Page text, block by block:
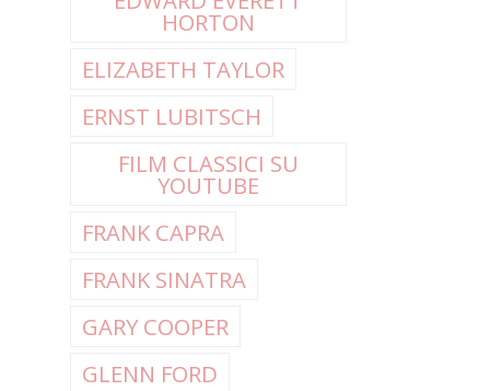
HORTON
ELIZABETH TAYLOR
ERNST LUBITSCH
FILM CLASSICI SU
YOUTUBE
FRANK CAPRA
FRANK SINATRA
GARY COOPER
GLENN FORD